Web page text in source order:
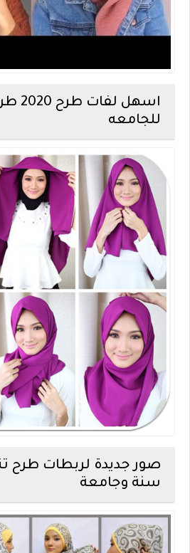
اسهل
للجامعه
سنة وجامعة